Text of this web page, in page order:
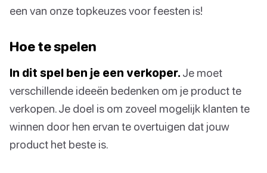
een van onze topkeuzes voor feesten is!
Hoe te spelen
In dit spel ben je een verkoper. Je moet
verschillende ideeën bedenken om je product te
verkopen. Je doel is om zoveel mogelijk klanten te
winnen door hen ervan te overtuigen dat jouw
product het beste is.